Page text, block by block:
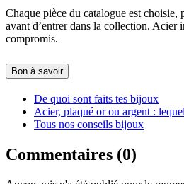
Chaque pièce du catalogue est choisie,
avant d’entrer dans la collection. Acier
compromis.
Bon à savoir
De quoi sont faits tes bijoux
Acier, plaqué or ou argent :
Tous nos conseils bijoux
Commentaires (0)